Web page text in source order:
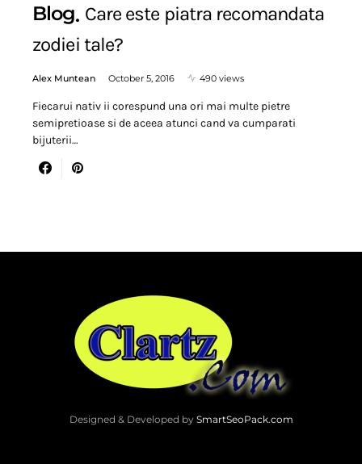
Blog Care este piatra recomandata
zodiei tale?
Alex Muntean October 5, 2016 490 views
Fiecarui nativ ii corespund una ori mai multe pietre
semipretioase si de aceea atunci cand va cumparati
bijuterii…
Designed & Developed by SmartSeoPack.com